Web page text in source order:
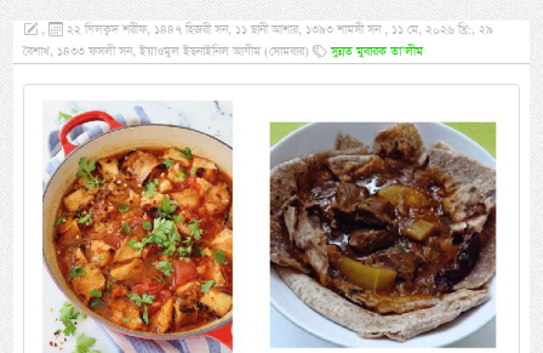
,
২২ যিলক্বদ শরীফ, ১৪৪৭ হিজরী সন, ১১ ছানী আশার, ১৩৯৩ শামসী সন , ১১ মে, ২০২৬ খ্রি:, ২৯
বৈশাখ, ১৪৩৩ ফসলী সন, ইয়াওমুল ইছনাইনিল আযীম (সোমবার)
সুন্নত মুবারক তা’লীম